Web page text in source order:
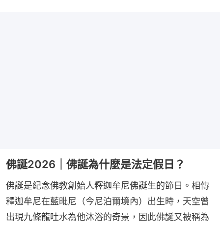
佛誕2026｜佛誕為什麼是法定假日？
佛誕是紀念佛教創始人釋迦牟尼佛誕生的節日。相傳
釋迦牟尼在藍毗尼（今尼泊爾境內）出生時，天空曾
出現九條龍吐水為他沐浴的奇景，因此佛誕又被稱為